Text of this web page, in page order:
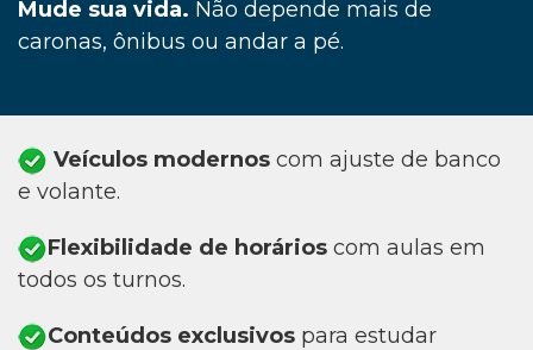
Mude sua vida. Não depende mais de
caronas, ônibus ou andar a pé.
Veículos modernos com ajuste de banco
e volante.
Flexibilidade de horários com aulas em
todos os turnos.
Conteúdos exclusivos para estudar